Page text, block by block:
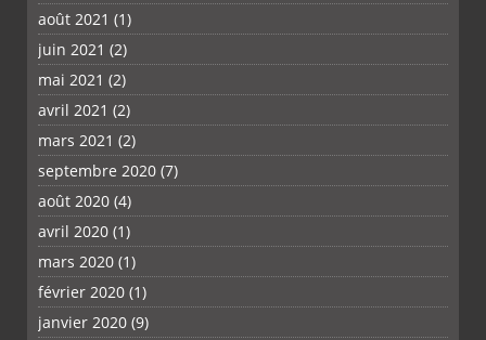
août 2021 (1)
juin 2021 (2)
mai 2021 (2)
avril 2021 (2)
mars 2021 (2)
septembre 2020 (7)
août 2020 (4)
avril 2020 (1)
mars 2020 (1)
février 2020 (1)
janvier 2020 (9)